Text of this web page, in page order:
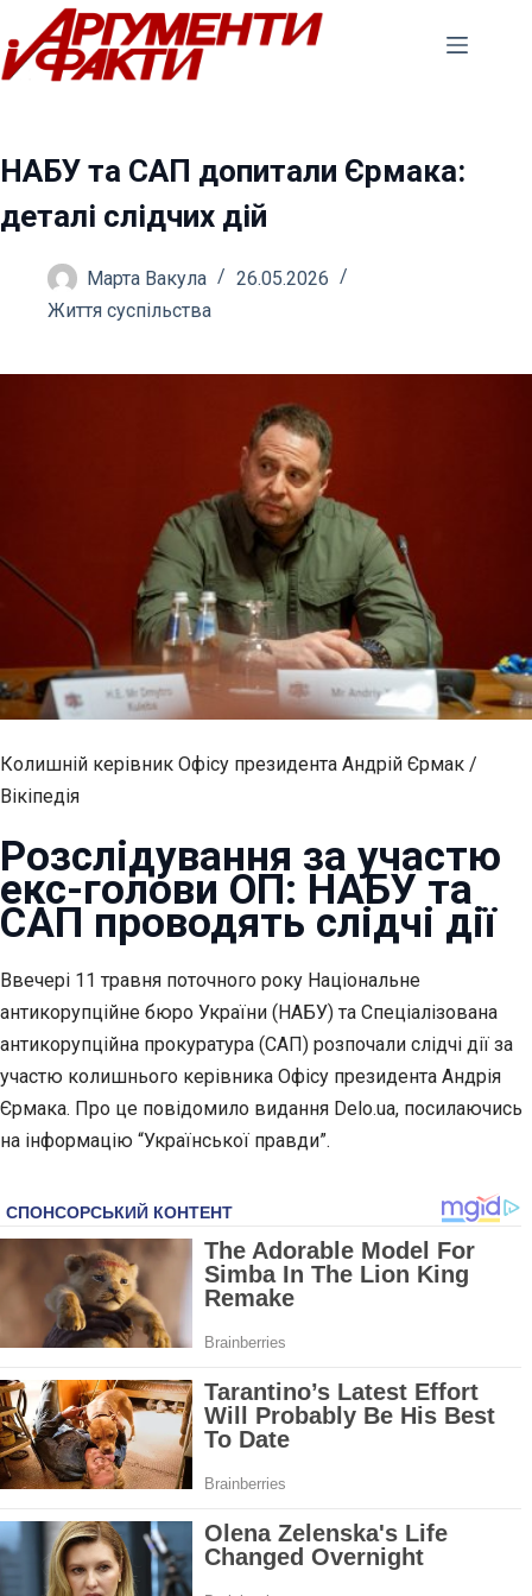
Перейти
до
вмісту
НАБУ та САП допитали Єрмака:
деталі слідчих дій
Марта Вакула
26.05.2026
Життя суспільства
Колишній керівник Офісу президента Андрій Єрмак /
Вікіпедія
Розслідування за участю
екс-голови ОП: НАБУ та
САП проводять слідчі дії
Ввечері 11 травня поточного року Національне
антикорупційне бюро України (НАБУ) та Спеціалізована
антикорупційна прокуратура (САП) розпочали слідчі дії за
участю колишнього керівника Офісу президента Андрія
Єрмака. Про це повідомило видання Delo.ua, посилаючись
на інформацію “Української правди”.